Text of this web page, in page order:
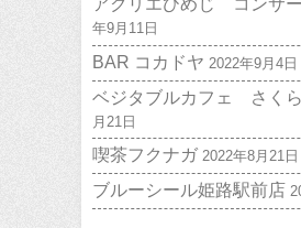
アクリエひめじ コンサ
年9月11日
BAR コカドヤ 2022年9月4日
ベジタブルカフェ さくら
月21日
喫茶フクナガ 2022年8月21日
ブルーシール姫路駅前店